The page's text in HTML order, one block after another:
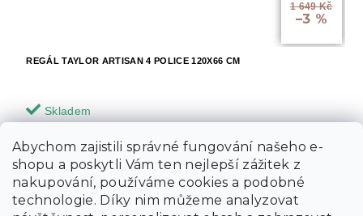
Abychom zajistili správné fungování našeho e-
shopu a poskytli Vám ten nejlepší zážitek z
nakupování, používáme cookies a podobné
technologie. Díky nim můžeme analyzovat
1 649 Kč
–3 %
REGÁL TAYLOR ARTISAN 4 POLICE 120X66 CM
Skladem
1 594 Kč Do košíku